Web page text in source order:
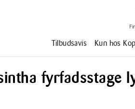
Tilbudsavis Kun hos
fyrfadsstage